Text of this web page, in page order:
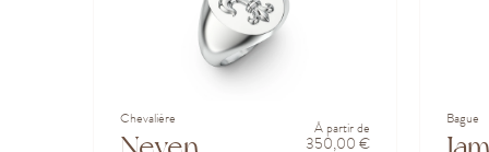
Chevalière À partir de
350,00 €
Bague